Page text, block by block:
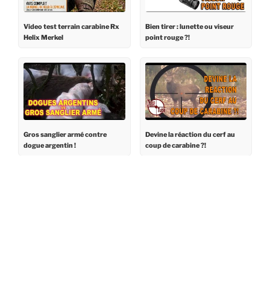
Video test terrain carabine Rx
Helix Merkel
Bien tirer : lunette ou viseur
point rouge ?!
Gros sanglier armé contre
dogue argentin !
Devine la réaction du cerf au
coup de carabine ?!